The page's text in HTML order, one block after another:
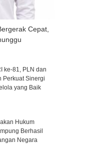
Cepat,
ke-81, PLN dan
Perkuat Sinergi
yang Baik
Hukum
Berhasil
Negara